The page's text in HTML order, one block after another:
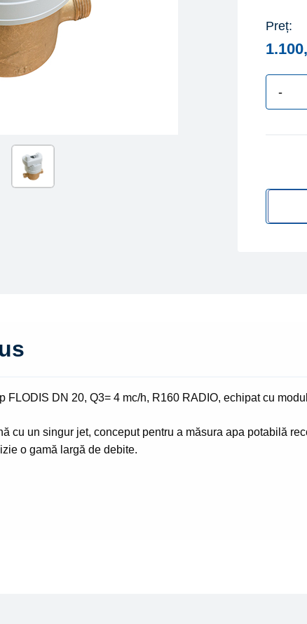
Preț:
-
rece
uscat
echipat
modul
FLODIS DN 20, Q3= 4 mc/h, R160 RADIO, echipat cu
cu un singur jet, conceput pentru a măsura apa potabilă
o gamă largă de debite.